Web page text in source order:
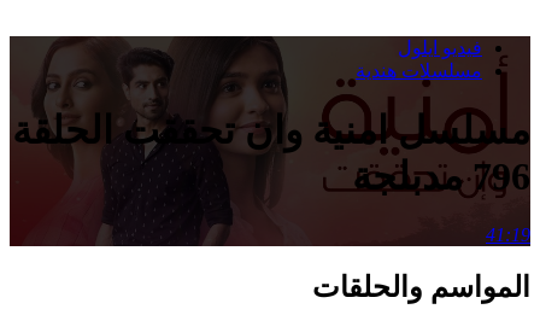
فيديو ايلول
مسلسلات هندية
مسلسل امنية وان تحققت الحلقة
796 مدبلجة
41:19
المواسم والحلقات